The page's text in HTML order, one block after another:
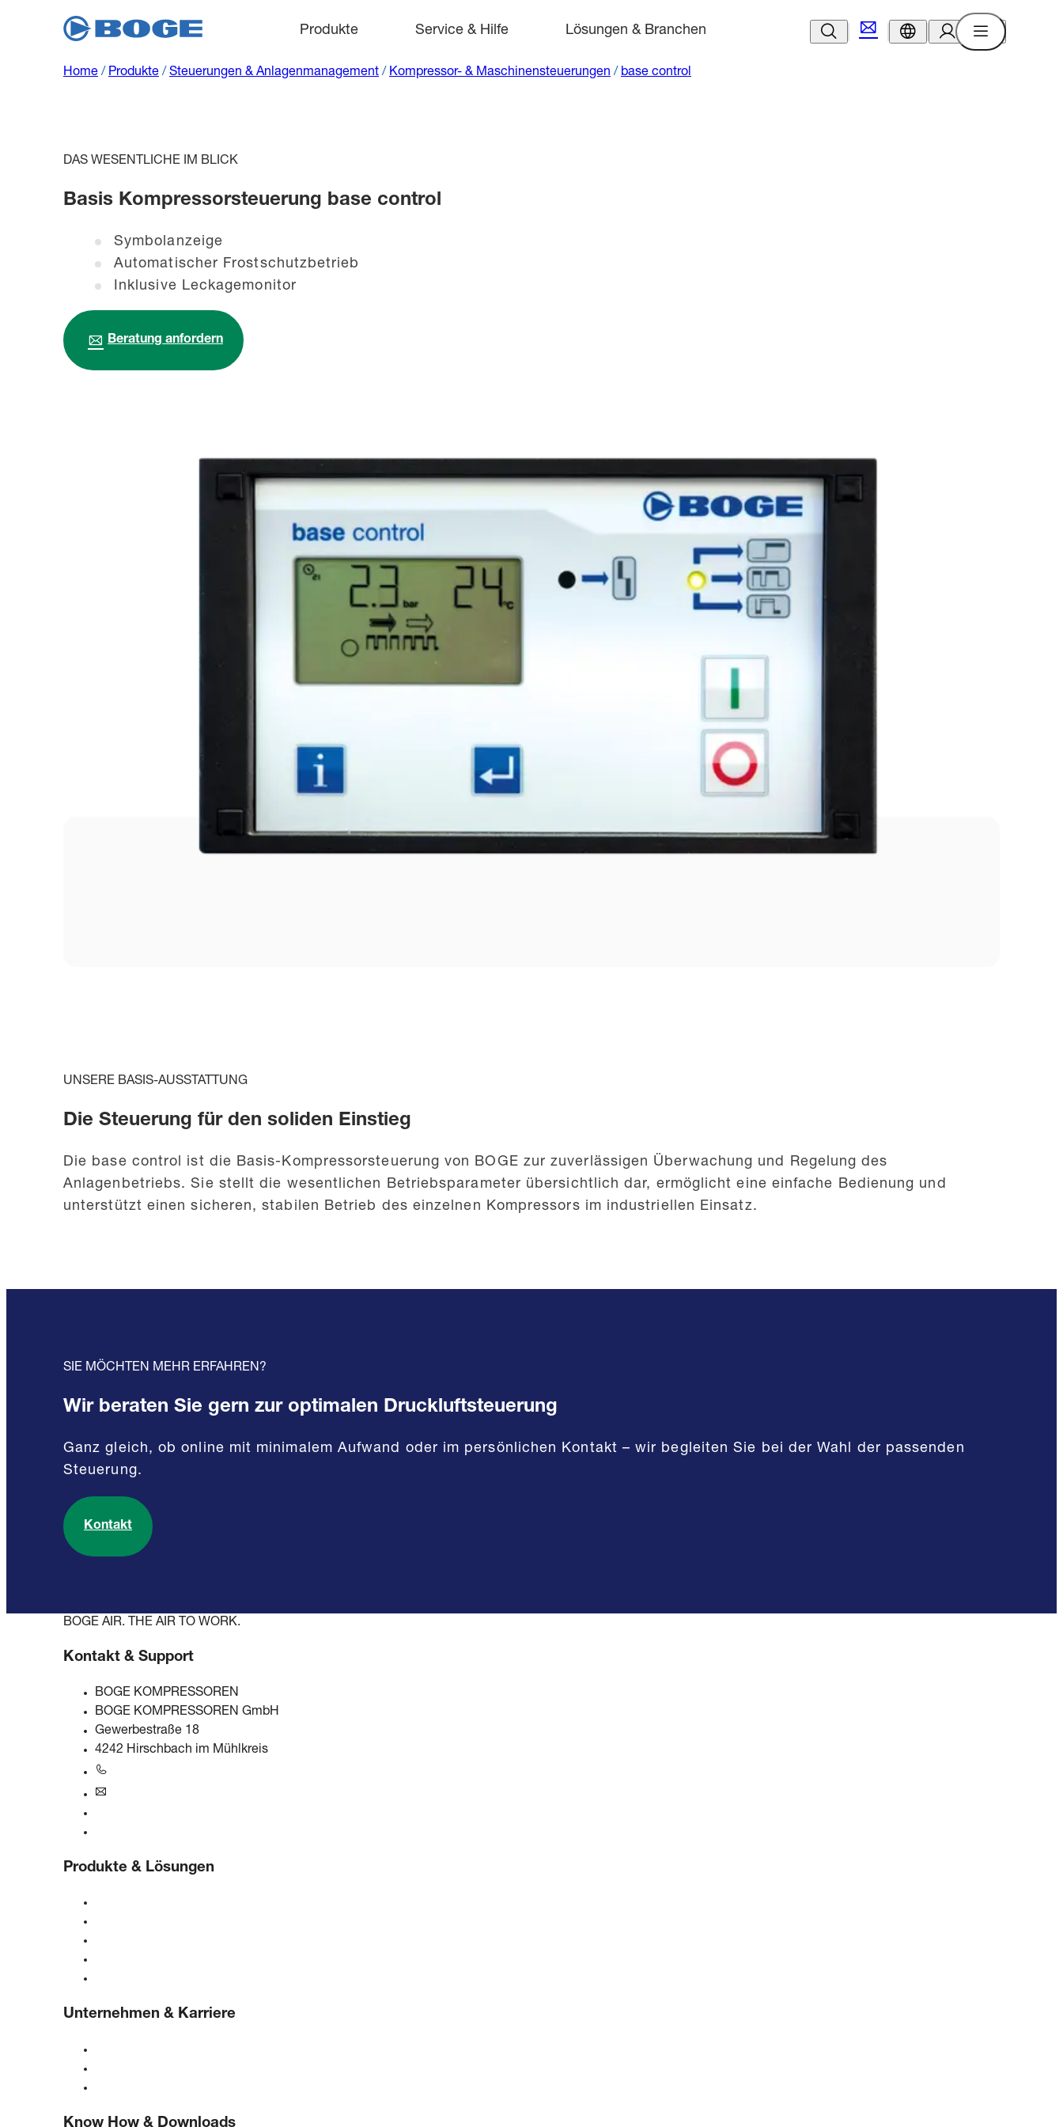
Produkte Service & Hilfe Lösungen & Branchen
Home / Produkte / Steuerungen & Anlagenmanagement / Kompressor- & Maschinensteuerungen / base control
DAS WESENTLICHE IM BLICK
Basis Kompressorsteuerung base control
Symbolanzeige
Automatischer Frostschutzbetrieb
Inklusive Leckagemonitor
Beratung anfordern
UNSERE BASIS-AUSSTATTUNG
Die Steuerung für den soliden Einstieg
Die base control ist die Basis-Kompressorsteuerung von BOGE zur zuverlässigen Überwachung und Regelung des
Anlagenbetriebs. Sie stellt die wesentlichen Betriebsparameter übersichtlich dar, ermöglicht eine einfache Bedienung und
unterstützt einen sicheren, stabilen Betrieb des einzelnen Kompressors im industriellen Einsatz.
SIE MÖCHTEN MEHR ERFAHREN?
Wir beraten Sie gern zur optimalen Druckluftsteuerung
Ganz gleich, ob online mit minimalem Aufwand oder im persönlichen Kontakt – wir begleiten Sie bei der Wahl der passenden
Steuerung.
Kontakt
BOGE AIR. THE AIR TO WORK.
Kontakt & Support
BOGE KOMPRESSOREN
BOGE KOMPRESSOREN GmbH
Gewerbestraße 18
4242 Hirschbach im Mühlkreis
Produkte & Lösungen
Unternehmen & Karriere
Know How & Downloads